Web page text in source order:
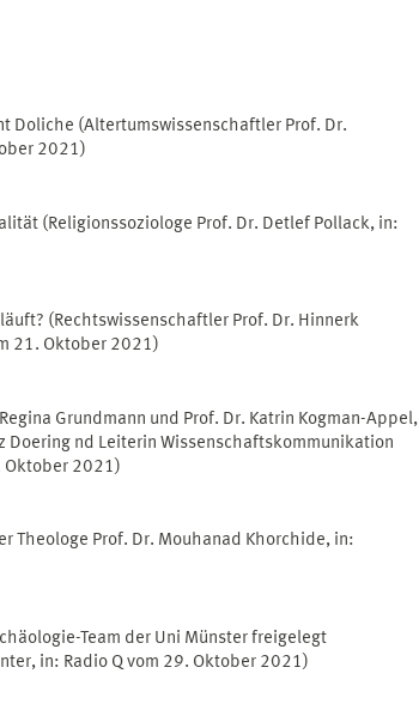
Doliche (Altertumswissenschaftler Prof. Dr.
2021)
(Religionssoziologe Prof. Dr. Detlef Pollack, in:
(Rechtswissenschaftler Prof. Dr. Hinnerk
21. Oktober 2021)
Grundmann und Prof. Dr. Katrin Kogman-Appel,
Doering nd Leiterin Wissenschaftskommunikation
Oktober 2021)
Theologe Prof. Dr. Mouhanad Khorchide, in:
Team der Uni Münster freigelegt
in: Radio Q vom 29. Oktober 2021)